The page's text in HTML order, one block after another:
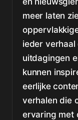
meer laten
ieder verhaal
uitdagingen
kunnen
eerlijke
verhalen die
ervaring met